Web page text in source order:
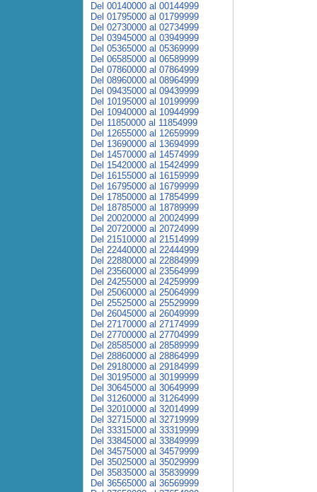
Del 00140000 al 00144999
Del 01795000 al 01799999
Del 02730000 al 02734999
Del 03945000 al 03949999
Del 05365000 al 05369999
Del 06585000 al 06589999
Del 07860000 al 07864999
Del 08960000 al 08964999
Del 09435000 al 09439999
Del 10195000 al 10199999
Del 10940000 al 10944999
Del 11850000 al 11854999
Del 12655000 al 12659999
Del 13690000 al 13694999
Del 14570000 al 14574999
Del 15420000 al 15424999
Del 16155000 al 16159999
Del 16795000 al 16799999
Del 17850000 al 17854999
Del 18785000 al 18789999
Del 20020000 al 20024999
Del 20720000 al 20724999
Del 21510000 al 21514999
Del 22440000 al 22444999
Del 22880000 al 22884999
Del 23560000 al 23564999
Del 24255000 al 24259999
Del 25060000 al 25064999
Del 25525000 al 25529999
Del 26045000 al 26049999
Del 27170000 al 27174999
Del 27700000 al 27704999
Del 28585000 al 28589999
Del 28860000 al 28864999
Del 29180000 al 29184999
Del 30195000 al 30199999
Del 30645000 al 30649999
Del 31260000 al 31264999
Del 32010000 al 32014999
Del 32715000 al 32719999
Del 33315000 al 33319999
Del 33845000 al 33849999
Del 34575000 al 34579999
Del 35025000 al 35029999
Del 35835000 al 35839999
Del 36565000 al 36569999